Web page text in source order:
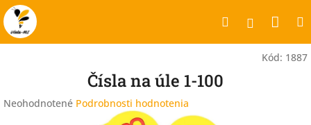
Prejsť
na
obsah
Hľadať
Kód: 1887
Čísla na úle 1-100
Priemerné
Neohodnotené Podrobnosti hodnotenia